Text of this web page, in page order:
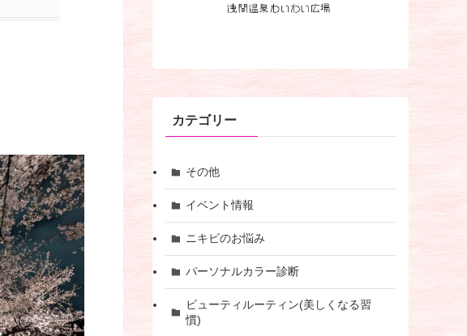
カテゴリー
その他
イベント情報
ニキビのお悩み
パーソナルカラー診断
ビューティルーティン(美しくなる習
慣)